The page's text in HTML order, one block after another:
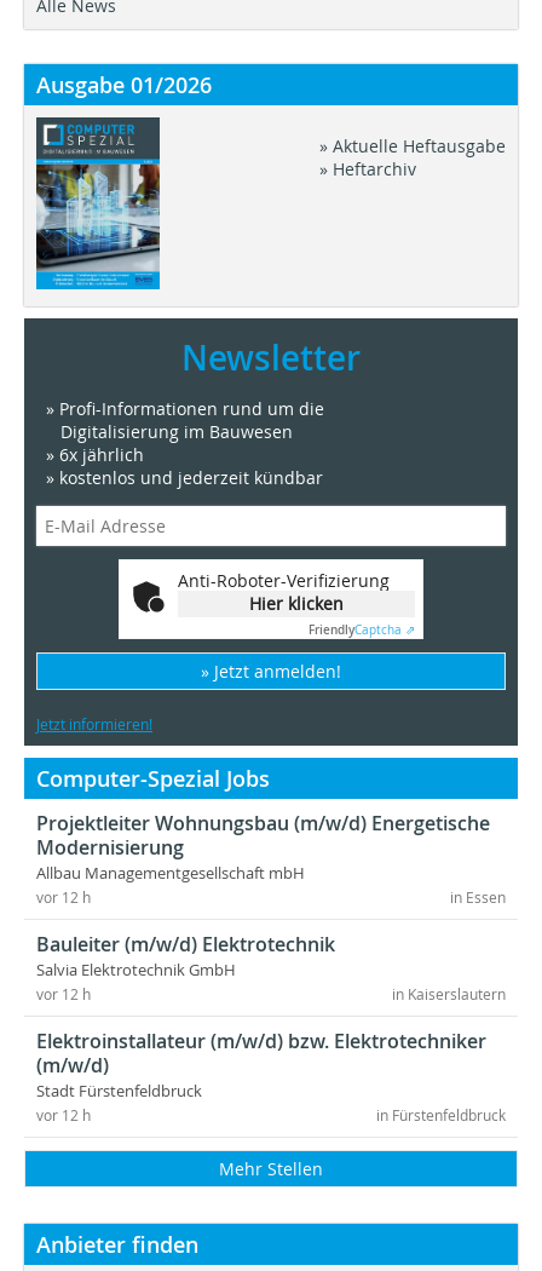
Alle News
Ausgabe 01/2026
» Aktuelle Heftausgabe
» Heftarchiv
Newsletter
» Profi-Informationen rund um die
Digitalisierung im Bauwesen
» 6x jährlich
» kostenlos und jederzeit kündbar
Anti-Roboter-Verifizierung
Hier klicken
FriendlyCaptcha ⇗
» Jetzt anmelden!
Jetzt informieren!
Computer-Spezial Jobs
Projektleiter Wohnungsbau (m/w/d) Energetische
Modernisierung
Allbau Managementgesellschaft mbH
in Essen
vor 12 h
Bauleiter (m/w/d) Elektrotechnik
Salvia Elektrotechnik GmbH
in Kaiserslautern
vor 12 h
Elektroinstallateur (m/w/d) bzw. Elektrotechniker
(m/w/d)
Stadt Fürstenfeldbruck
in Fürstenfeldbruck
vor 12 h
Mehr Stellen
Anbieter finden